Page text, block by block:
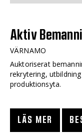
Aktiv
VÄRNAMO
Auktoriserat
rekrytering,
produktionsyta.
LÄS MER